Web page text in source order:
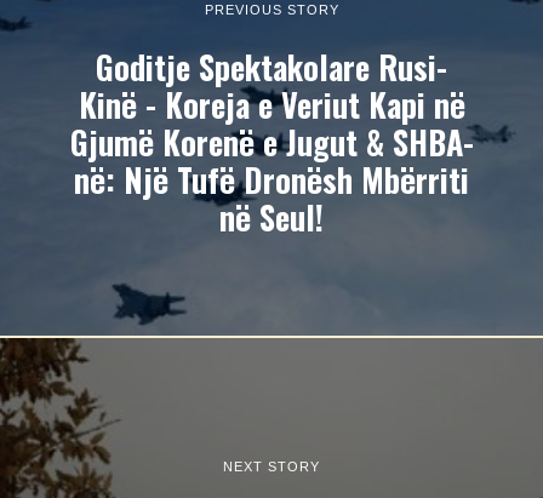
PREVIOUS STORY
Goditje Spektakolare Rusi-
Kinë - Koreja e Veriut Kapi në
Gjumë Korenë e Jugut & SHBA-
në: Një Tufë Dronësh Mbërriti
në Seul!
NEXT STORY